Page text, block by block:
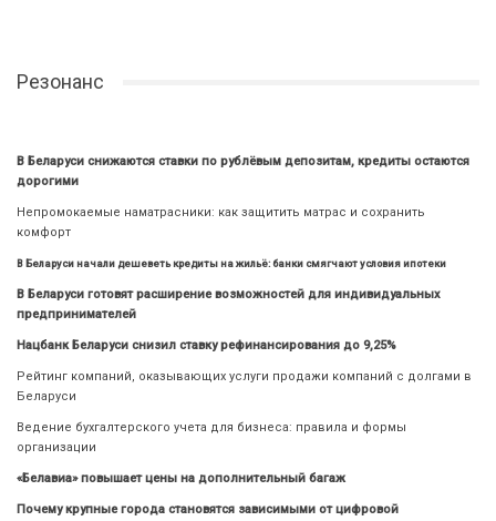
Резонанс
В Беларуси снижаются ставки по рублёвым депозитам, кредиты остаются
дорогими
Непромокаемые наматрасники: как защитить матрас и сохранить
комфорт
В Беларуси начали дешеветь кредиты на жильё: банки смягчают условия ипотеки
В Беларуси готовят расширение возможностей для индивидуальных
предпринимателей
Нацбанк Беларуси снизил ставку рефинансирования до 9,25%
Рейтинг компаний, оказывающих услуги продажи компаний с долгами в
Беларуси
Ведение бухгалтерского учета для бизнеса: правила и формы
организации
«Белавиа» повышает цены на дополнительный багаж
Почему крупные города становятся зависимыми от цифровой